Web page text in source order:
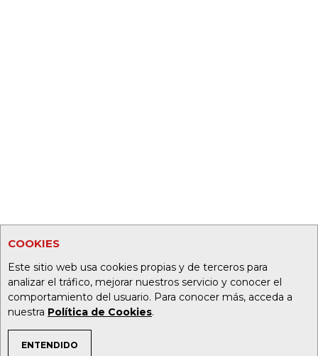
COOKIES
Este sitio web usa cookies propias y de terceros para
analizar el tráfico, mejorar nuestros servicio y conocer el
comportamiento del usuario. Para conocer más, acceda a
nuestra Política de Cookies.
ENTENDIDO